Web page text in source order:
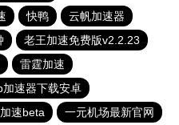
快鸭
云帆加速器
老王加速免费版v2.2.23
雷霆加速
加速器下载安卓
速beta 一元机场最新官网